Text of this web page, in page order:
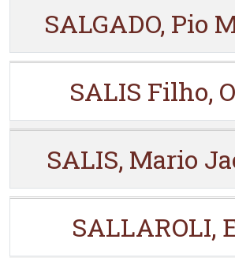
SALGADO, Pio
SALIS Filho,
SALIS, Mario
SALLAROLI,